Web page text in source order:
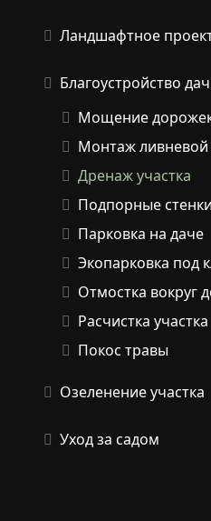
Ландшафтное
Благоустройство
Мощение дорожек
Монтаж ливневой
Дренаж участка
Подпорные стенки
Парковка на даче
Экопарковка под
Отмостка вокруг
Расчистка участка
Покос травы
Озеленение участка
Уход за садом